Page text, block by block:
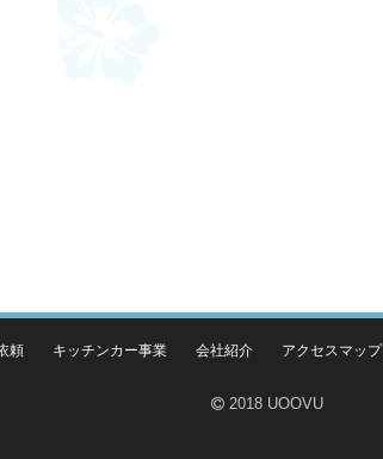
頼 キッチンカー事業 会社紹介 アクセスマップ
2018 UOOVU